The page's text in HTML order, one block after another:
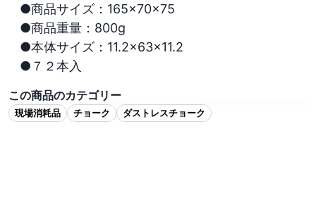
●商品サイズ：165×70×75
●商品重量：800g
●本体サイズ：11.2×63×11.2
●７２本入
この商品のカテゴリー
現場消耗品 チョーク ダストレスチョーク